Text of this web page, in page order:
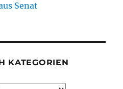
Senat
KATEGORIEN